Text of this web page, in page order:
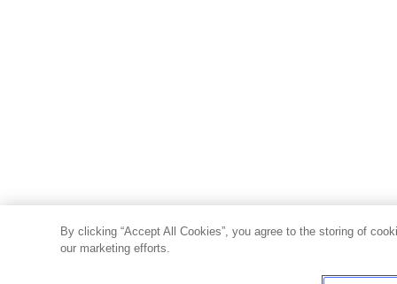
By clicking “Accept All Cookies”, you agree to the storing of
our marketing efforts.